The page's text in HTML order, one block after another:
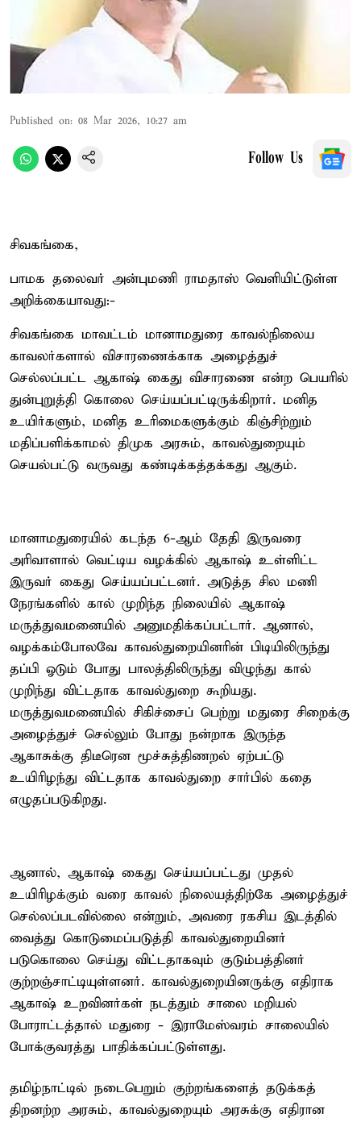
Published on: 08 Mar 2026, 10:27 am
Follow Us
சிவகங்கை,
பாமக தலைவர் அன்புமணி ராமதாஸ் வெளியிட்டுள்ள
அறிக்கையாவது:-
சிவகங்கை மாவட்டம் மானாமதுரை காவல்நிலைய
காவலர்களால் விசாரணைக்காக அழைத்துச்
செல்லப்பட்ட ஆகாஷ் கைது விசாரணை என்ற பெயரில்
துன்புறுத்தி கொலை செய்யப்பட்டிருக்கிறார். மனித
உயிர்களும், மனித உரிமைகளுக்கும் கிஞ்சிற்றும்
மதிப்பளிக்காமல் திமுக அரசும், காவல்துறையும்
செயல்பட்டு வருவது கண்டிக்கத்தக்கது ஆகும்.
மானாமதுரையில் கடந்த 6-ஆம் தேதி இருவரை
அரிவாளால் வெட்டிய வழக்கில் ஆகாஷ் உள்ளிட்ட
இருவர் கைது செய்யப்பட்டனர். அடுத்த சில மணி
நேரங்களில் கால் முறிந்த நிலையில் ஆகாஷ்
மருத்துவமனையில் அனுமதிக்கப்பட்டார். ஆனால்,
வழக்கம்போலவே காவல்துறையினரின் பிடியிலிருந்து
தப்பி ஓடும் போது பாலத்திலிருந்து விழுந்து கால்
முறிந்து விட்டதாக காவல்துறை கூறியது.
மருத்துவமனையில் சிகிச்சைப் பெற்று மதுரை சிறைக்கு
அழைத்துச் செல்லும் போது நன்றாக இருந்த
ஆகாசுக்கு திடீரென மூச்சுத்திணறல் ஏற்பட்டு
உயிரிழந்து விட்டதாக காவல்துறை சார்பில் கதை
எழுதப்படுகிறது.
ஆனால், ஆகாஷ் கைது செய்யப்பட்டது முதல்
உயிரிழக்கும் வரை காவல் நிலையத்திற்கே அழைத்துச்
செல்லப்படவில்லை என்றும், அவரை ரகசிய இடத்தில்
வைத்து கொடுமைப்படுத்தி காவல்துறையினர்
படுகொலை செய்து விட்டதாகவும் குடும்பத்தினர்
குற்றஞ்சாட்டியுள்ளனர். காவல்துறையினருக்கு எதிராக
ஆகாஷ் உறவினர்கள் நடத்தும் சாலை மறியல்
போராட்டத்தால் மதுரை - இராமேஸ்வரம் சாலையில்
போக்குவரத்து பாதிக்கப்பட்டுள்ளது.
தமிழ்நாட்டில் நடைபெறும் குற்றங்களைத் தடுக்கத்
திறனற்ற அரசும், காவல்துறையும் அரசுக்கு எதிரான